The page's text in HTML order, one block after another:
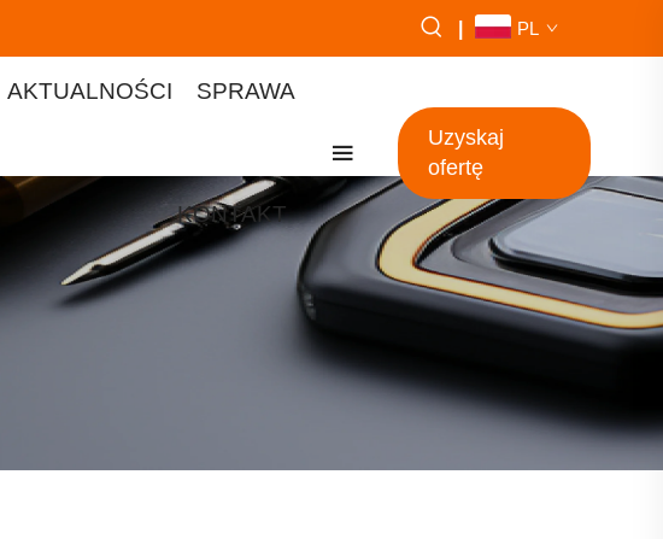
PL
AKTUALNOŚCI SPRAWA
KONTAKT
Uzyskaj
ofertę